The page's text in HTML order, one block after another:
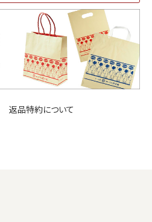
返品特約について